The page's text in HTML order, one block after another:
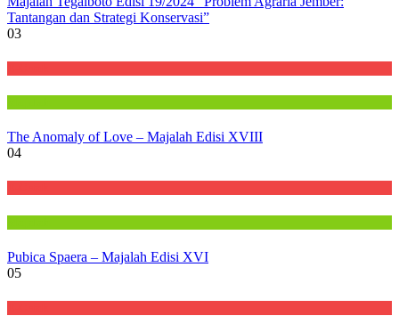
Tantangan dan Strategi Konservasi”
03
The Anomaly of Love – Majalah Edisi XVIII
04
Pubica Spaera – Majalah Edisi XVI
05